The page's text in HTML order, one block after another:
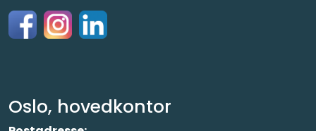
Oslo, hovedkontor